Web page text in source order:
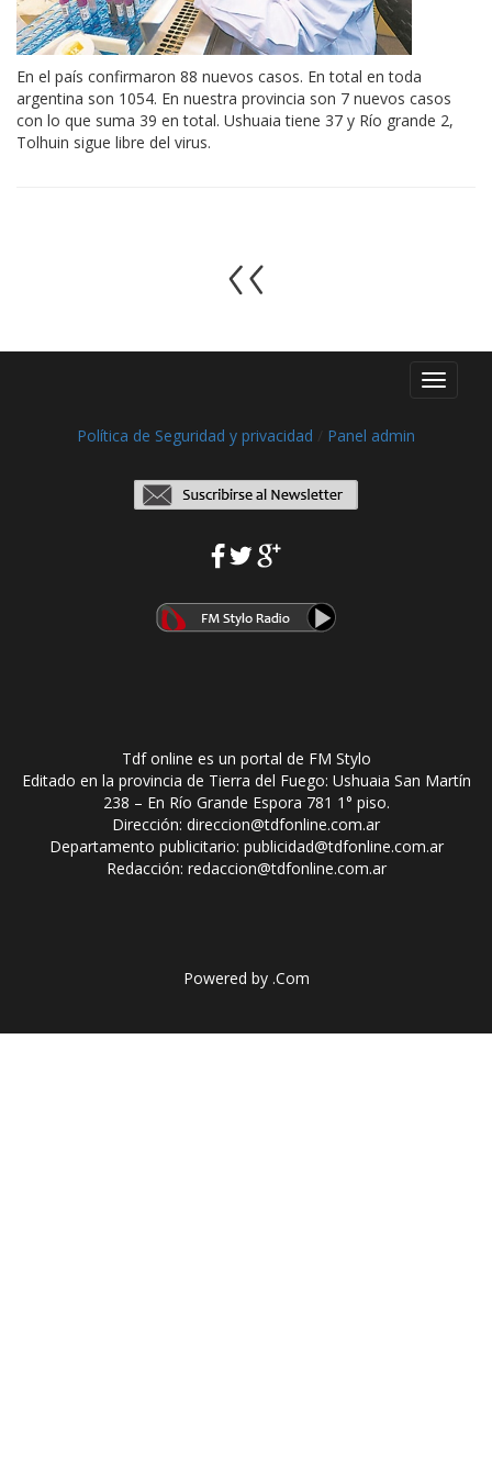
En el país confirmaron 88 nuevos casos. En total en toda
argentina son 1054. En nuestra provincia son 7 nuevos casos
con lo que suma 39 en total. Ushuaia tiene 37 y Río grande 2,
Tolhuin sigue libre del virus.
Toggle
Política de Seguridad y privacidad
Panel admin
Tdf online es un portal de FM Stylo
Editado en la provincia de Tierra del Fuego: Ushuaia San Martín
238 – En Río Grande Espora 781 1° piso.
Dirección: direccion@tdfonline.com.ar
Departamento publicitario: publicidad@tdfonline.com.ar
Redacción: redaccion@tdfonline.com.ar
Powered by .Com